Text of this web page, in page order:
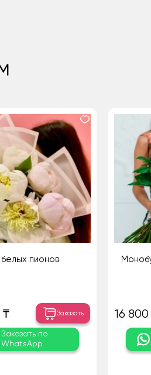
белых пионов
₸ Заказать
Заказать по
WhatsApp
16 800